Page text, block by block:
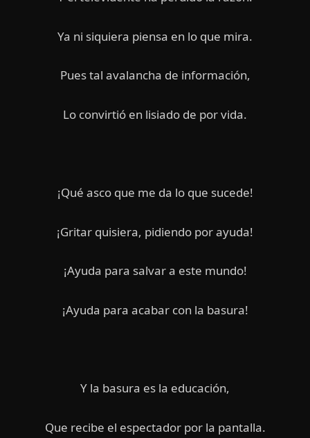
Ya ni siquiera piensa en lo que mira.
Pues tal avalancha de información,
Lo convirtió en lisiado de por vida.
¡Qué asco que me da lo que sucede!
¡Gritar quisiera, pidiendo por ayuda!
¡Ayuda para salvar a este mundo!
¡Ayuda para acabar con la basura!
Y la basura es la educación,
Que recibe el espectador por la pantalla.